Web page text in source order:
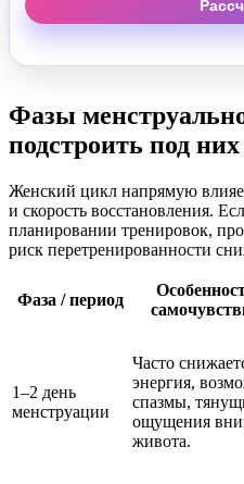
Фазы
подстроить под
Женский цикл напрямую
и скорость восстановления.
планировании тренировок,
риск перетренированности
Фаза / период
1–2 день
менструации
Часто
энергия,
спазмы,
ощущения
живота.